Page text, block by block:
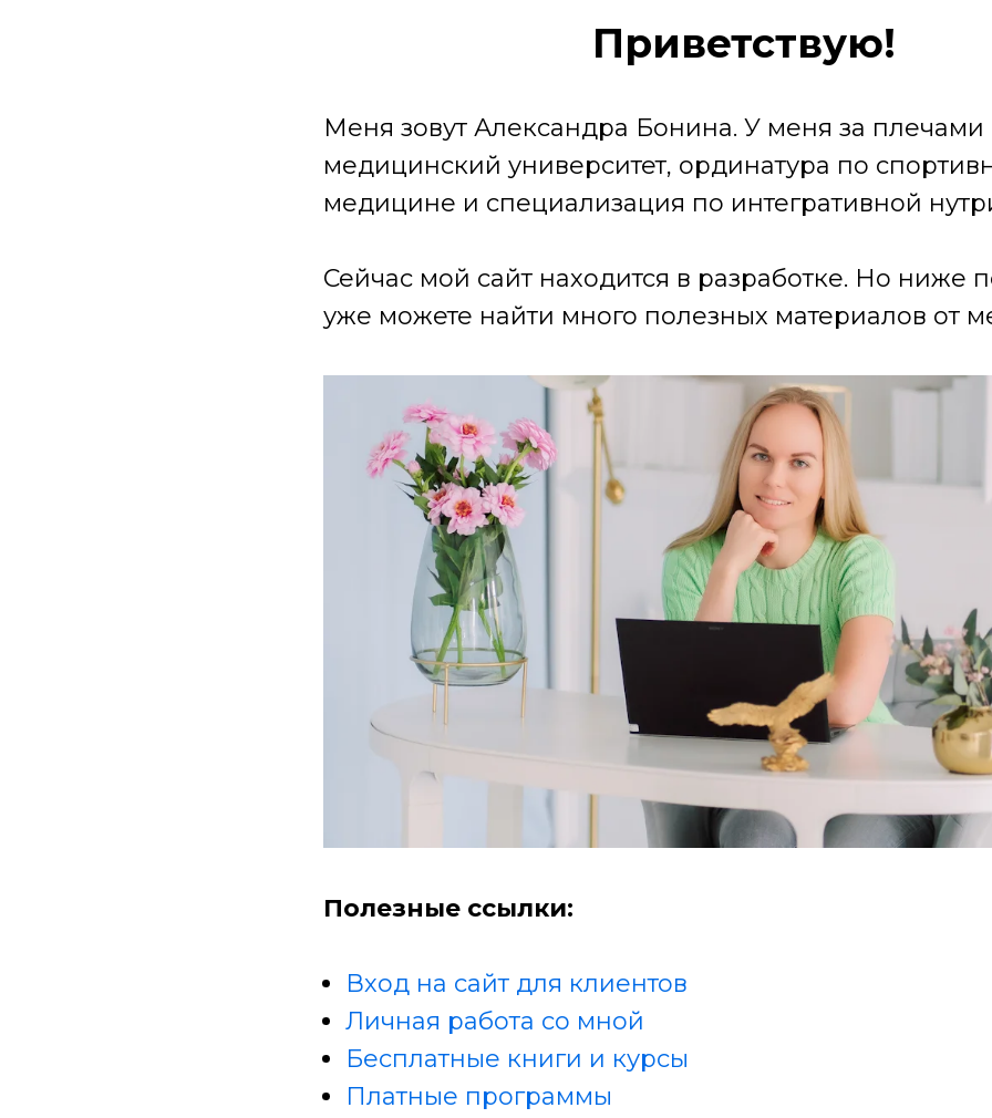
Приветствую!
Меня зовут Александра Бонина. У меня за плечами
медицинский университет, ординатура по
медицине и специализация по интегративной
Сейчас мой сайт находится в разработке. Но ниже
уже можете найти много полезных материалов от
Полезные ссылки:
Вход на сайт для клиентов
Личная работа со мной
Бесплатные книги и курсы
Платные программы